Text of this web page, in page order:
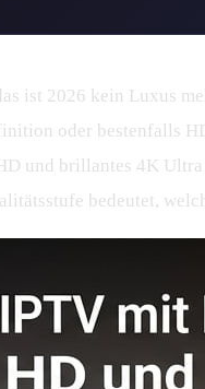
ist 2026 kein Luxus
oder bestenfalls
und brillantes 4K
bedeutet,